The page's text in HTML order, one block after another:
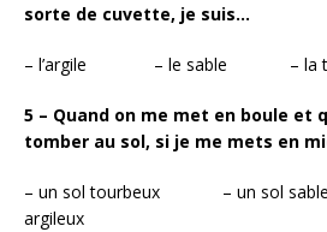
sorte de cuvette, je suis…
– l’argile – le sable – la
5 – Quand on me met en boule et
tomber au sol, si je me mets en
– un sol tourbeux – un sol
argileux